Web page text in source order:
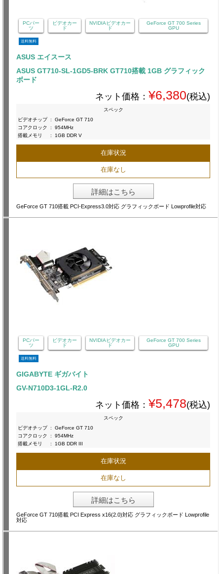
PCパー
ツ
ビデオカー
ド
NVIDIAビデオカー
ド
GeForce GT 700 Series
GPU
送料無料
ASUS エイスース
ASUS GT710-SL-1GD5-BRK GT710搭載 1GB グラフィック
ボード
ネット価格： ¥6,380(税込)
スペック
ビデオチップ :
GeForce GT 710
コアクロック
:
954MHz
搭載メモリ
: 1GB DDR V
在庫状況
在庫なし
詳細はこちら
GeForce GT 710搭載 PCI-Express3.0対応 グラフィックボード Lowprofile対応
PCパー
ツ
ビデオカー
ド
NVIDIAビデオカー
ド
GeForce GT 700 Series
GPU
送料無料
GIGABYTE ギガバイト
GV-N710D3-1GL-R2.0
ネット価格： ¥5,478(税込)
スペック
ビデオチップ :
GeForce GT 710
コアクロック
:
954MHz
搭載メモリ
: 1GB DDR III
在庫状況
在庫なし
詳細はこちら
GeForce GT 710搭載 PCI Express x16(2.0)対応 グラフィックボード Lowprofile
対応